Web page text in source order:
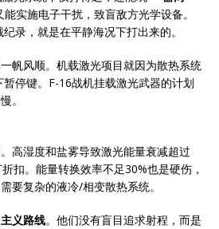
实施电子干扰，致盲敌方光学设备。
录，就是在平静海况下打出来的。
帆风顺。机载激光项目就因为散热系统
停键。F-16战机挂载激光武器的计划
。
高湿度和盐雾导致激光能量衰减超过
扣。能量转换效率不足30%也是硬伤，
要复杂的液冷/相变散热系统。
义路线。他们没有盲目追求射程，而是